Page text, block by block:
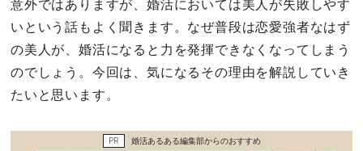
占い・診断
ファッション・美容
グルメ
趣味・旅行
意外ではありますが、婚活においては美人が失敗しやす
いという話もよく聞きます。なぜ普段は恋愛強者なはず
の美人が、婚活になると力を発揮できなくなってしまう
のでしょう。今回は、気になるその理由を解説していき
たいと思います。
PR 婚活あるある編集部からのおすすめ